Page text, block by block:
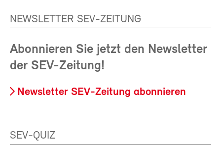
NEWSLETTER SEV-ZEITUNG
Abonnieren Sie jetzt den Newsletter
der SEV-Zeitung!
Newsletter SEV-Zeitung abonnieren
SEV-QUIZ